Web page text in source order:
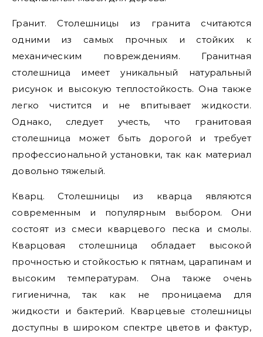
Гранит. Столешницы из гранита считаются
одними из самых прочных и стойких к
механическим повреждениям. Гранитная
столешница имеет уникальный натуральный
рисунок и высокую теплостойкость. Она также
легко чистится и не впитывает жидкости.
Однако, следует учесть, что гранитовая
столешница может быть дорогой и требует
профессиональной установки, так как материал
довольно тяжелый.
Кварц. Столешницы из кварца являются
современным и популярным выбором. Они
состоят из смеси кварцевого песка и смолы.
Кварцовая столешница обладает высокой
прочностью и стойкостью к пятнам, царапинам и
высоким температурам. Она также очень
гигиенична, так как не проницаема для
жидкости и бактерий. Кварцевые столешницы
доступны в широком спектре цветов и фактур,